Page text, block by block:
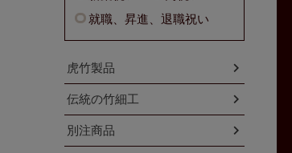
就職、昇進、退職祝い
虎竹製品
伝統の竹細工
別注商品